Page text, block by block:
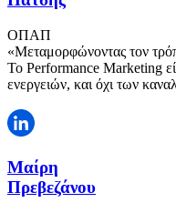
ΟΠΑΠ
«Μεταμορφώνοντας τον
Το Performance Marketing
ενεργειών, και όχι των
Μαίρη
Πρεβεζάνου